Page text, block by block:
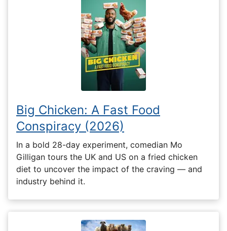
Big Chicken: A Fast Food
Conspiracy (2026)
In a bold 28-day experiment, comedian Mo
Gilligan tours the UK and US on a fried chicken
diet to uncover the impact of the craving — and
industry behind it.